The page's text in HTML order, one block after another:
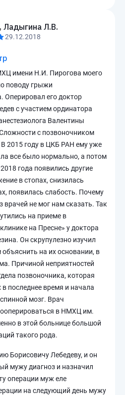
Ладыгина Л.В.
29.12.2018
имени Н.И. Пирогова моего
поводу грыжи
Оперировал его доктор
с участием ординатора
Валентины
с позвоночником
2015 году в ЦКБ РАН ему уже
все было нормально, а потом
года появились другие
в стопах, снизилась
появилась слабость. Почему
врачей не мог нам сказать. Так
на приеме в
на Пресне» у доктора
Он скрупулезно изучил
на их основании, в
Причиной неприятностей
позвоночника, которая
последнее время и начала
мозг. Врач
в НМХЦ им.
в этой больнице большой
такого рода.
Борисовичу Лебедеву, и он
мужу диагноз и назначил
операции муж еле
на следующий день мужу